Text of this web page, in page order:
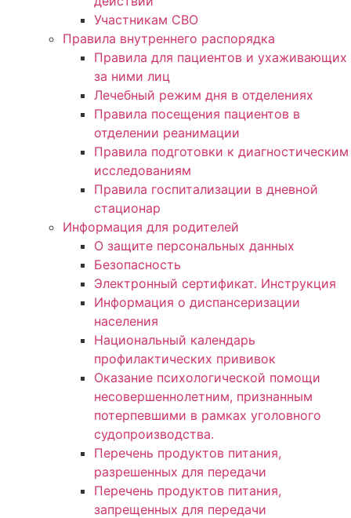
Участникам СВО
Правила внутреннего распорядка
Правила для пациентов и ухаживающих
за ними лиц
Лечебный режим дня в отделениях
Правила посещения пациентов в
отделении реанимации
Правила подготовки к диагностическим
исследованиям
Правила госпитализации в дневной
стационар
Информация для родителей
О защите персональных данных
Безопасность
Электронный сертификат. Инструкция
Информация о диспансеризации
населения
Национальный календарь
профилактических прививок
Оказание психологической помощи
несовершеннолетним, признанным
потерпевшими в рамках уголовного
судопроизводства.
Перечень продуктов питания,
разрешенных для передачи
Перечень продуктов питания,
запрещенных для передачи